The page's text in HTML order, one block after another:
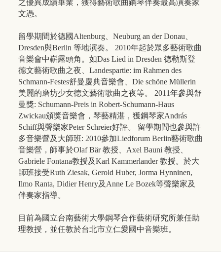
之優異成績畢業，獲得藝術歌曲鋼琴伴奏最高演奏家
文憑。
留學期間於德國Altenburg、Neuburg an der Donau、
Dresden與Berlin 等地演奏。 2010年起於眾多藝術歌曲
音樂會中嶄露頭角。如Das Lied in Dresden 德勒斯登
德文藝術歌曲之夜、Landespartie: im Rahmen des
Schmann-Festes舒曼慶典音樂會、Die schöne Müllerin
美麗的磨坊少女德文藝術歌曲之夜等。 2011年參與舒
曼獎: Schumann-Preis in Robert-Schumann-Haus
Zwickau頒獎音樂會，琴藝精湛，獲鋼琴家András
Schiff與聲樂家Peter Schreier好評。 留學期間也參與許
多音樂營及大師班: 2010參加Liedforum Berlin藝術歌曲
音樂營，師事於Olaf Bär 教授、Axel Bauni 教授、
Gabriele Fontana教授及Karl Kammerlander 教授。於大
師班接受Ruth Ziesak, Gerold Huber, Jorma Hynninen,
Ilmo Ranta, Didier Henry及Anne Le Bozek等聲樂家及
伴奏家指導。
目前為國立台南藝術大學鋼琴合作藝術研究所兼任助
理教授，並任教於台北市立仁愛國中音樂班。